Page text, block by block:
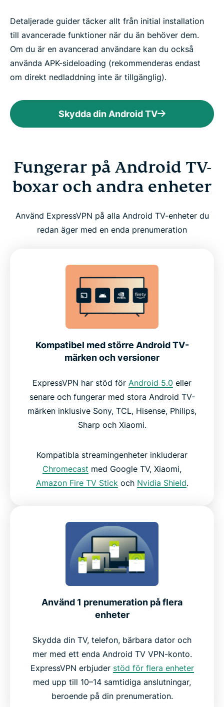
Detaljerade guider täcker allt från initial installation
till avancerade funktioner när du än behöver dem.
Om du är en avancerad användare kan du också
använda APK-sideloading (rekommenderas endast
om direkt nedladdning inte är tillgänglig).
Skydda din Android TV
Fungerar på Android TV-
boxar och andra enheter
Använd ExpressVPN på alla Android TV-enheter du
redan äger med en enda prenumeration
Kompatibel med större Android TV-
märken och versioner
ExpressVPN har stöd för Android 5.0 eller
senare och fungerar med stora Android TV-
märken inklusive Sony, TCL, Hisense, Philips,
Sharp och Xiaomi.
Kompatibla streamingenheter inkluderar
Chromecast med Google TV, Xiaomi,
Amazon Fire TV Stick och Nvidia Shield.
Använd 1 prenumeration på flera
enheter
Skydda din TV, telefon, bärbara dator och
mer med ett enda Android TV VPN-konto.
ExpressVPN erbjuder stöd för flera enheter
med upp till 10–14 samtidiga anslutningar,
beroende på din prenumeration.